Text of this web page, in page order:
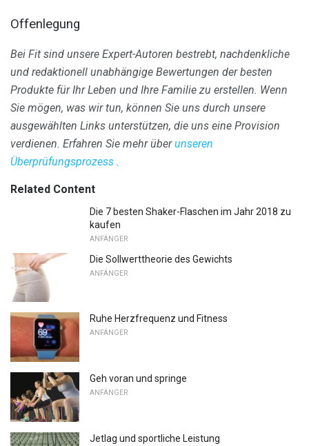
Offenlegung
Bei Fit sind unsere Expert-Autoren bestrebt, nachdenkliche
und redaktionell unabhängige Bewertungen der besten
Produkte für Ihr Leben und Ihre Familie zu erstellen. Wenn
Sie mögen, was wir tun, können Sie uns durch unsere
ausgewählten Links unterstützen, die uns eine Provision
verdienen. Erfahren Sie mehr überunseren
Überprüfungsprozess .
Related Content
Die 7 besten Shaker-Flaschen im Jahr 2018 zu
kaufen
ANFÄNGER
Die Sollwerttheorie des Gewichts
ANFÄNGER
Ruhe Herzfrequenz und Fitness
ANFÄNGER
Geh voran und springe
ANFÄNGER
Jetlag und sportliche Leistung